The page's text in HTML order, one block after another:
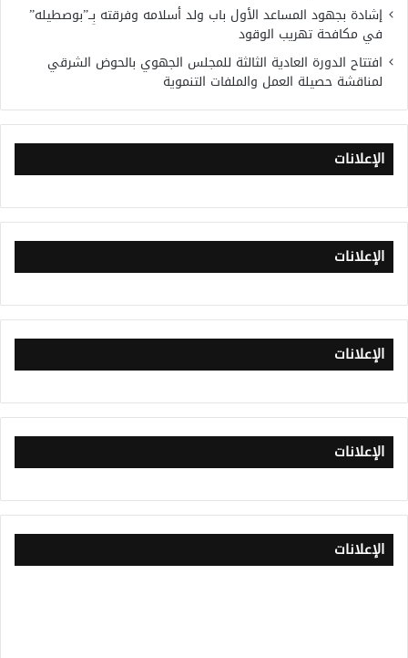
إشادة بجهود المساعد الأول باب ولد أسلامه وفرقته بِــ”بوصطيله”
في مكافحة تهريب الوقود
افتتاح الدورة العادية الثالثة للمجلس الجهوي بالحوض الشرقي
لمناقشة حصيلة العمل والملفات التنموية
الإعلانات
الإعلانات
الإعلانات
الإعلانات
الإعلانات